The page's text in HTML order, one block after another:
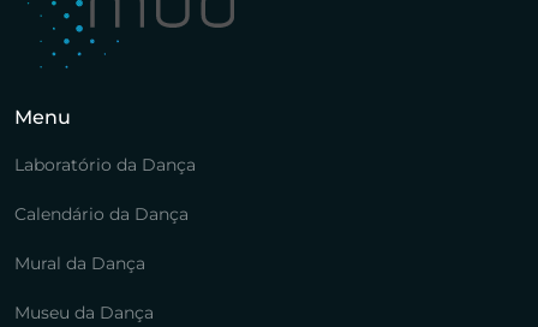
Menu
Laboratório da Dança
Calendário da Dança
Mural da Dança
Museu da Dança